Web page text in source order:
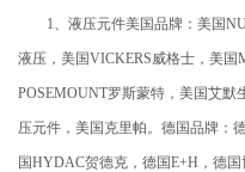
1、液压元件美国品牌：美国
液压，美国VICKERS威格士，美
POSEMOUNT罗斯蒙特，美国艾默
压元件，美国克里帕。德国品牌：
国HYDAC贺德克，德国E+H，德